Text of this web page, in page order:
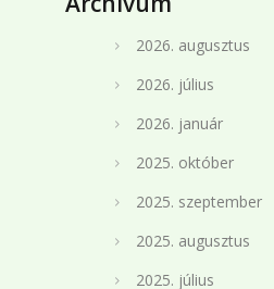
2026. augusztus
2026. július
2026. január
2025. október
2025. szeptember
2025. augusztus
2025. július